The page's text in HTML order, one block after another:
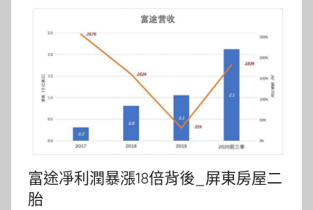
富途凈利潤暴漲18倍背後_屏東房屋二
胎